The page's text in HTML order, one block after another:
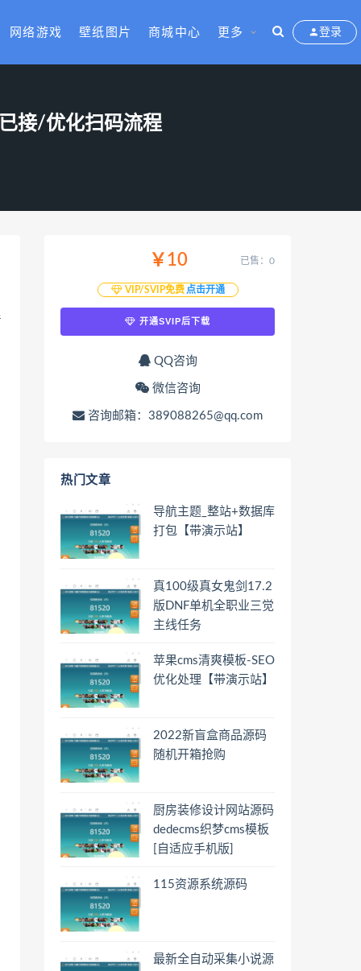
网络游戏 壁纸图片 商城中心 更多 登录
接/优化扫码流程
￥10
VIP/SVIP免费 点击开通
已售：0
开通SVIP后下载
QQ咨询
微信咨询
咨询邮箱：389088265@qq.com
热门文章
导航主题_整站+数据库
打包【带演示站】
真100级真女鬼剑17.2
版DNF单机全职业三觉
主线任务
苹果cms清爽模板-SEO
优化处理【带演示站】
2022新盲盒商品源码
随机开箱抢购
厨房装修设计网站源码
dedecms织梦cms模板
[自适应手机版]
115资源系统源码
最新全自动采集小说源